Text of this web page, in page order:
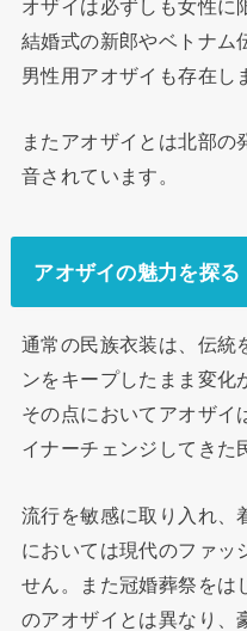
オザイは必ずしも女性に
結婚式の新郎やベトナム
男性用アオザイも存在し
またアオザイとは北部の
音されています。
アオザイの魅力を探る
通常の民族衣装は、伝統
ンをキープしたまま変化
その点においてアオザイ
イナーチェンジしてきた
流行を敏感に取り入れ、
においては現代のファッ
せん。また冠婚葬祭をは
のアオザイとは異なり、